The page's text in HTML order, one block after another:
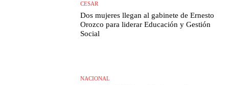
CESAR
Dos mujeres llegan al gabinete de Ernesto
Orozco para liderar Educación y Gestión
Social
NACIONAL